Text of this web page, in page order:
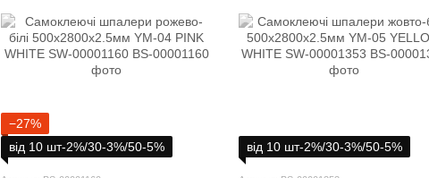
−27%
від 10 шт-2%/30-3%/50-5%
від 10 шт-2%/30-3%/50-5%